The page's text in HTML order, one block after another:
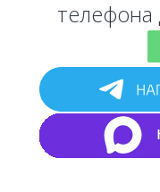
телефона